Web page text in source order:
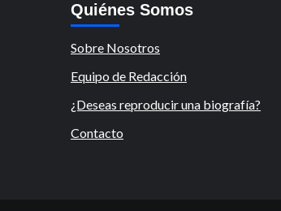
Quiénes Somos
Sobre Nosotros
Equipo de Redacción
¿Deseas reproducir una biografía?
Contacto